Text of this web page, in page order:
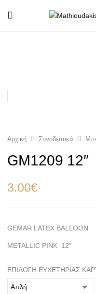
Αρχική Συνοδευτικά
GM1209 12″
3.00€
GEMAR LATEX BALLOON
METALLIC ΡΙΝΚ 12″
ΕΠΙΛΟΓΗ ΕΥΧΕΤΗΡΙΑΣ